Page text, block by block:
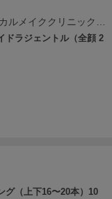
ルメイククリニック
ドラジェントル（全顔 2
グ（上下16〜20本）10